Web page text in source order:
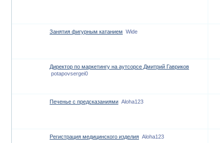
Занятия фигурным катанием Wide
Директор по маркетингу на аутсорсе Дмитрий Гавриков
potapovsergei0
Печенье с предсказаниями Aloha123
Регистрация медицинского изделия Aloha123